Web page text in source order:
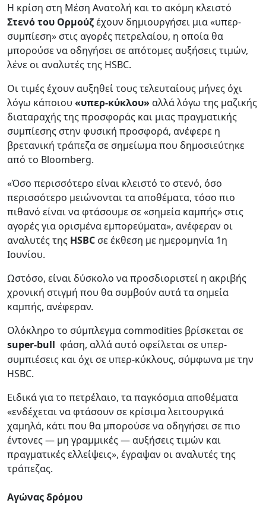
Η κρίση στη Μέση Ανατολή και το ακόμη κλειστό
Στενό του Ορμούζέχουν δημιουργήσει μια «υπερ-
συμπίεση» στις αγορές πετρελαίου, η οποία θα
μπορούσε να οδηγήσει σε απότομες αυξήσεις τιμών,
λένε οι αναλυτές της HSBC.
Οι τιμές έχουν αυξηθεί τους τελευταίους μήνες όχι
λόγω κάποιου «υπερ-κύκλου» αλλά λόγω της μαζικής
διαταραχής της προσφοράς και μιας πραγματικής
συμπίεσης στην φυσική προσφορά, ανέφερε η
βρετανική τράπεζα σε σημείωμα που δημοσιεύτηκε
από το Bloomberg.
«Όσο περισσότερο είναι κλειστό το στενό, όσο
περισσότερο μειώνονται τα αποθέματα, τόσο πιο
πιθανό είναι να φτάσουμε σε «σημεία καμπής» στις
αγορές για ορισμένα εμπορεύματα», ανέφεραν οι
αναλυτές της HSBC σε έκθεση με ημερομηνία 1η
Ιουνίου.
Ωστόσο, είναι δύσκολο να προσδιοριστεί η ακριβής
χρονική στιγμή που θα συμβούν αυτά τα σημεία
καμπής, ανέφεραν.
Ολόκληρο το σύμπλεγμα commodities βρίσκεται σε
super-bull φάση, αλλά αυτό οφείλεται σε υπερ-
συμπιέσεις και όχι σε υπερ-κύκλους, σύμφωνα με την
HSBC.
Ειδικά για το πετρέλαιο, τα παγκόσμια αποθέματα
«ενδέχεται να φτάσουν σε κρίσιμα λειτουργικά
χαμηλά, κάτι που θα μπορούσε να οδηγήσει σε πιο
έντονες — μη γραμμικές — αυξήσεις τιμών και
πραγματικές ελλείψεις», έγραψαν οι αναλυτές της
τράπεζας.
Αγώνας δρόμου